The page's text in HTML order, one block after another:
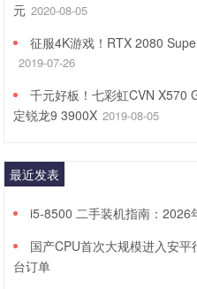
元 2020-08-05
征服4K游戏！RTX 2080
2019-07-26
千元好板！七彩虹CVN X570
定锐龙9 3900X 2019-08-05
最近发表
i5-8500 二手装机指南：2026
国产CPU首次大规模进入安
台订单